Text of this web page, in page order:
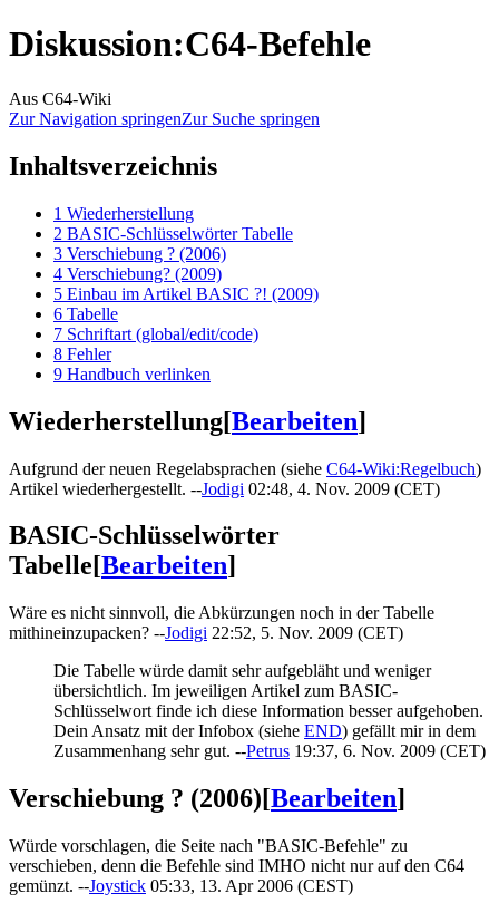
Diskussion:C64-Befehle
Aus C64-Wiki
Zur Navigation springenZur Suche springen
Inhaltsverzeichnis
1 Wiederherstellung
2 BASIC-Schlüsselwörter Tabelle
3 Verschiebung ? (2006)
4 Verschiebung? (2009)
5 Einbau im Artikel BASIC ?! (2009)
6 Tabelle
7 Schriftart (global/edit/code)
8 Fehler
9 Handbuch verlinken
Wiederherstellung[Bearbeiten]
Aufgrund der neuen Regelabsprachen (siehe C64-Wiki:Regelbuch‎)
Artikel wiederhergestellt. --Jodigi 02:48, 4. Nov. 2009 (CET)
BASIC-Schlüsselwörter
Tabelle[Bearbeiten]
Wäre es nicht sinnvoll, die Abkürzungen noch in der Tabelle
mithineinzupacken? --Jodigi 22:52, 5. Nov. 2009 (CET)
Die Tabelle würde damit sehr aufgebläht und weniger
übersichtlich. Im jeweiligen Artikel zum BASIC-
Schlüsselwort finde ich diese Information besser aufgehoben.
Dein Ansatz mit der Infobox (siehe END) gefällt mir in dem
Zusammenhang sehr gut. --Petrus 19:37, 6. Nov. 2009 (CET)
Verschiebung ? (2006)[Bearbeiten]
Würde vorschlagen, die Seite nach "BASIC-Befehle" zu
verschieben, denn die Befehle sind IMHO nicht nur auf den C64
gemünzt. --Joystick 05:33, 13. Apr 2006 (CEST)